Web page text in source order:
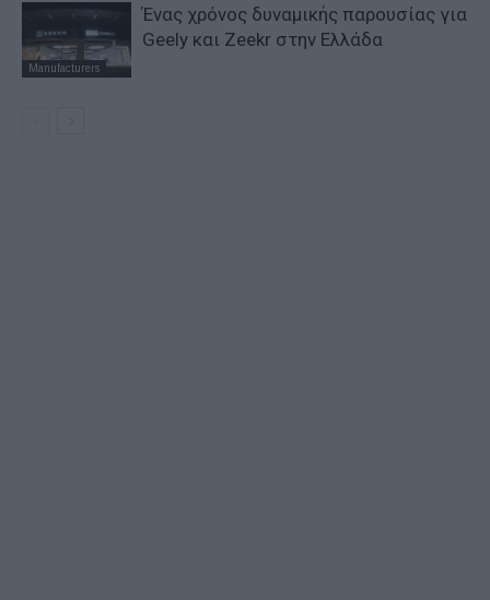
Manufacturers
Ένας χρόνος δυναμικής παρουσίας για
Geely και Zeekr στην Ελλάδα